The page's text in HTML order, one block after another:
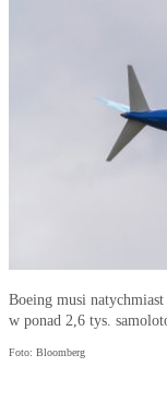
Boeing musi
w ponad 2,6 tys.
Foto: Bloomberg